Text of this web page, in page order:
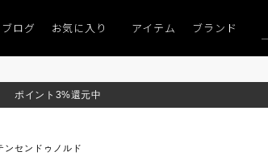
ット」 ポイント9％「マンスリーポイントキャンペーン」
ブログ お気に入り アイテム ブランド
ポイント3%還元中
ンセンドゥノルド